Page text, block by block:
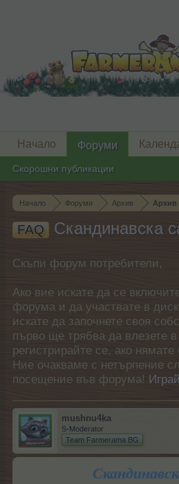
Начало Форуми Архив Архив
FAQ Скандинавска
Скъпи форум потребители,
Ако вие искате да се
форума и да участвате в
искате да започнете своя
първо ще трябва да влезете
регистрирайте се, ако нямате
Ние очакваме с нетърпение
посещение във форума!
mushnu4ka
S-Moderator
Team Farmerama BG
Начало Форуми
Скорошни публикации